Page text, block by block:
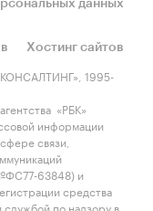
данных
Хостинг сайтов
1995-
«РБК»
информации
связи,
63848) и
средства
по надзору в